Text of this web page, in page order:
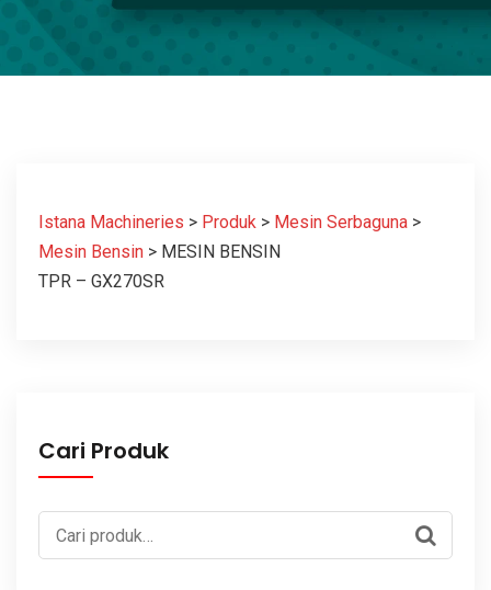
Istana Machineries > Produk > Mesin Serbaguna >
Mesin Bensin > MESIN BENSIN
TPR – GX270SR
Cari Produk
Pencarian
untuk: